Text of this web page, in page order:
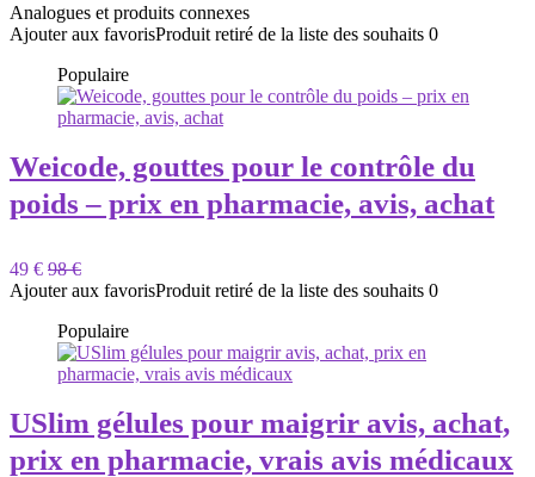
Analogues et produits connexes
Ajouter aux favorisProduit retiré de la liste des souhaits 0
Populaire
Weicode, gouttes pour le contrôle du
poids – prix en pharmacie, avis, achat
49 € 98 €
Ajouter aux favorisProduit retiré de la liste des souhaits 0
Populaire
USlim gélules pour maigrir avis, achat,
prix en pharmacie, vrais avis médicaux